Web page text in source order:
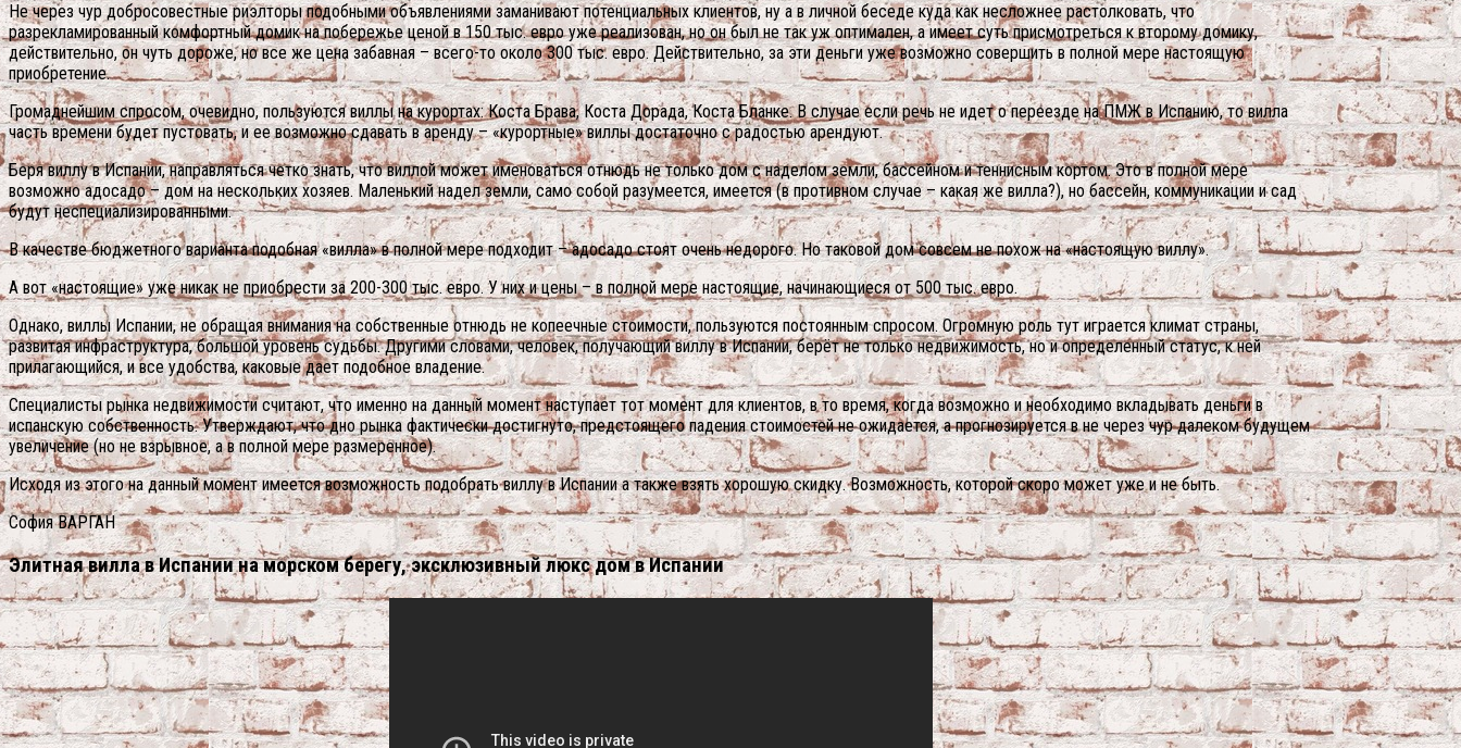
Не через чур добросовестные риэлторы подобными объявлениями заманивают потенциальных клиентов, ну а в личной беседе куда как несложнее растолковать, что
разрекламированный комфортный домик на побережье ценой в 150 тыс. евро уже реализован, но он был не так уж оптимален, а имеет суть присмотреться к второму домику,
действительно, он чуть дороже, но все же цена забавная – всего-то около 300 тыс. евро. Действительно, за эти деньги уже возможно совершить в полной мере настоящую
приобретение.
Громаднейшим спросом, очевидно, пользуются виллы на курортах: Коста Брава, Коста Дорада, Коста Бланке. В случае если речь не идет о переезде на ПМЖ в Испанию, то вилла
часть времени будет пустовать, и ее возможно сдавать в аренду – «курортные» виллы достаточно с радостью арендуют.
Беря виллу в Испании, направляться четко знать, что виллой может именоваться отнюдь не только дом с наделом земли, бассейном и теннисным кортом. Это в полной мере
возможно адосадо – дом на нескольких хозяев. Маленький надел земли, само собой разумеется, имеется (в противном случае – какая же вилла?), но бассейн, коммуникации и сад
будут неспециализированными.
В качестве бюджетного варианта подобная «вилла» в полной мере подходит – адосадо стоят очень недорого. Но таковой дом совсем не похож на «настоящую виллу».
А вот «настоящие» уже никак не приобрести за 200-300 тыс. евро. У них и цены – в полной мере настоящие, начинающиеся от 500 тыс. евро.
Однако, виллы Испании, не обращая внимания на собственные отнюдь не копеечные стоимости, пользуются постоянным спросом. Огромную роль тут играется климат страны,
развитая инфраструктура, большой уровень судьбы. Другими словами, человек, получающий виллу в Испании, берёт не только недвижимость, но и определенный статус, к ней
прилагающийся, и все удобства, каковые дает подобное владение.
Специалисты рынка недвижимости считают, что именно на данный момент наступает тот момент для клиентов, в то время, когда возможно и необходимо вкладывать деньги в
испанскую собственность. Утверждают, что дно рынка фактически достигнуто, предстоящего падения стоимостей не ожидается, а прогнозируется в не через чур далеком будущем
увеличение (но не взрывное, а в полной мере размеренное).
Исходя из этого на данный момент имеется возможность подобрать виллу в Испании а также взять хорошую скидку. Возможность, которой скоро может уже и не быть.
София ВАРГАН
Элитная вилла в Испании на морском берегу, эксклюзивный люкс дом в Испании